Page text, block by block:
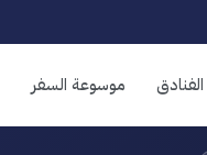
موسوعة السفر